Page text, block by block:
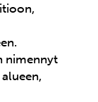
nimennyt